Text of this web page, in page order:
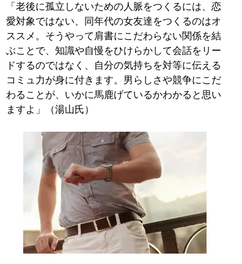
「老後に孤立しないための人脈をつくるには、恋
愛対象ではない、同年代の女友達をつくるのはオ
ススメ。そうやって肩書にこだわらない関係を結
ぶことで、知識や自慢をひけらかして会話をリー
ドするのではなく、自分の気持ちを対等に伝える
コミュ力が身に付きます。男らしさや競争にこだ
わることが、いかに馬鹿げているかわかると思い
ますよ」（湯山氏）